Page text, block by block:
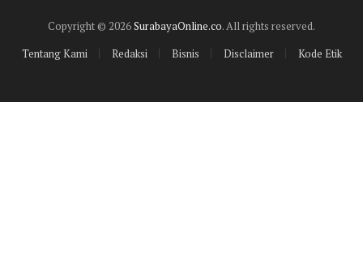
Copyright © 2026SurabayaOnline.co. All rights reserved.
Tentang Kami
Redaksi Bisnis Disclaimer Kode Etik